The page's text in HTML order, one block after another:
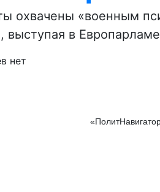
охвачены «военным
в
нет